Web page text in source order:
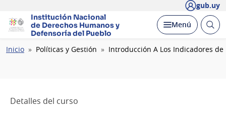
gub.uy
Institución Nacional
de Derechos Humanosy
Defensoría del Pueblo
Desplegar
Menú Abrir
Ruta
Inicio Políticas y Gestión Introducción A Los Indicadores de
Detalles del curso